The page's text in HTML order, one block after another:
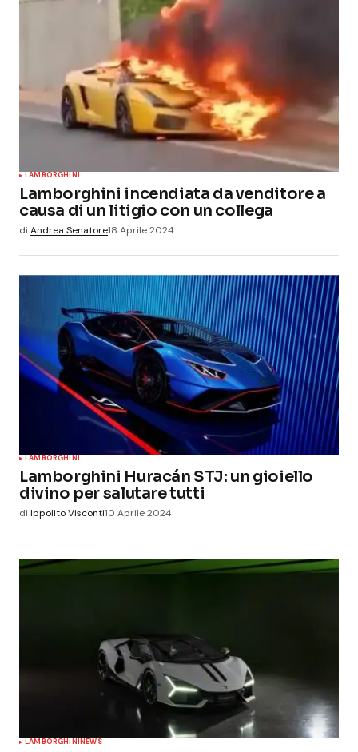
LAMBORGHINI
Lamborghini incendiata da venditore a
causa di un litigio con un collega
di Andrea Senatore18 Aprile 2024
LAMBORGHINI
Lamborghini Huracán STJ: un gioiello
divino per salutare tutti
di Ippolito Visconti10 Aprile 2024
LAMBORGHININEWS